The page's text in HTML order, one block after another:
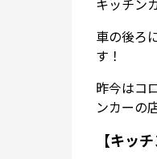
車の後ろ
す！
昨今はコ
ンカーの
【キッ